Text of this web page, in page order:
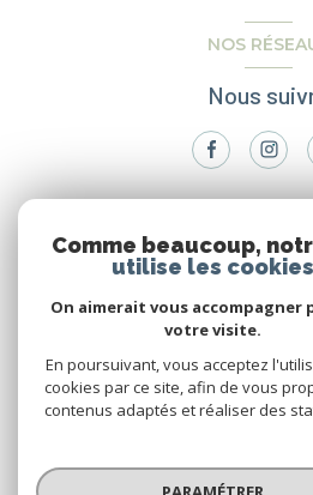
NOS
Nous
VOTRE
© 2026 | Tous droits
Comme beaucoup,
utilise les cookies
On aimerait vous accompagner
votre visite.
En poursuivant, vous acceptez
cookies par ce site, afin de vous
contenus adaptés et réaliser des